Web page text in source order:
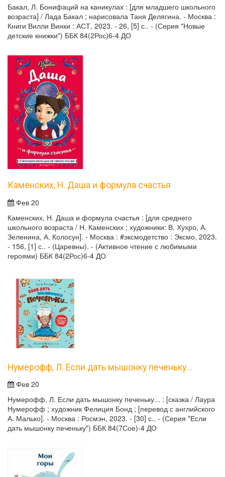
Бакал, Л. Бонифаций на каникулах : [для младшего школьного
возраста] / Лада Бакал ; нарисовала Таня Делягина. - Москва :
Книги Вилли Винки : АСТ, 2023. - 26, [5] с.. - (Серия "Новые
детские книжки") ББК 84(2Рос)6-4 ДО
Каменских, Н. Даша и формула счастья
Фев 20
Каменских, Н. Даша и формула счастья : [для среднего
школьного возраста / Н. Каменских ; художники: В. Хухро, А.
Зеленина, А. Колосун]. - Москва : #эксмодетство : Эксмо, 2023.
- 156, [1] с.. - (Царевны). - (Активное чтение с любимыми
героями) ББК 84(2Рос)6-4 ДО
Нумерофф, Л. Если дать мышонку печеньку...
Фев 20
Нумерофф, Л. Если дать мышонку печеньку... : [сказка / Лаура
Нумерофф ; художник Фелиция Бонд ; [перевод с английского
А. Малько]. - Москва : Росмэн, 2023. - [30] с.. - (Серия "Если
дать мышонку печеньку") ББК 84(7Сое)-4 ДО